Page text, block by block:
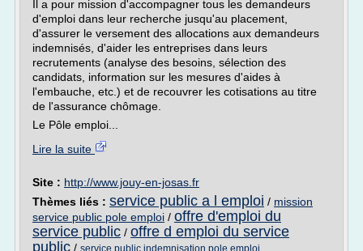
Il a pour mission d'accompagner tous les demandeurs
d'emploi dans leur recherche jusqu'au placement,
d'assurer le versement des allocations aux demandeurs
indemnisés, d'aider les entreprises dans leurs
recrutements (analyse des besoins, sélection des
candidats, information sur les mesures d'aides à
l'embauche, etc.) et de recouvrer les cotisations au titre
de l'assurance chômage.
Le Pôle emploi...
Lire la suite
Site : http://www.jouy-en-josas.fr
Thèmes liés : service public a l emploi / mission
service public pole emploi / offre d'emploi du
service public / offre d emploi du service
public / service public indemnisation pole emploi